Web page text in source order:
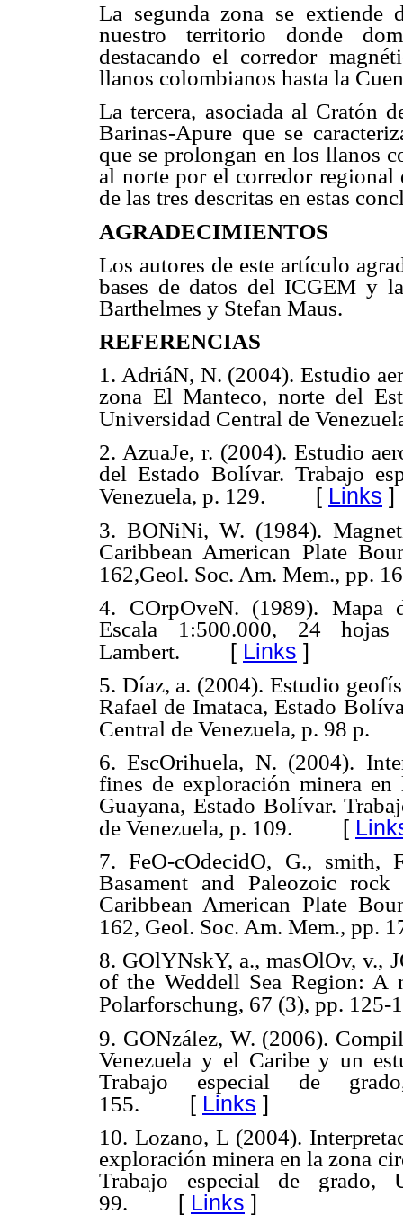
La segunda zona se extiende
nuestro territorio donde
destacando el corredor
llanos colombianos hasta la
La tercera, asociada al Cratón
Barinas-Apure que se
que se prolongan en los llanos
al norte por el corredor regional
de las tres descritas en estas
AGRADECIMIENTOS
Los autores de este artículo
bases de datos del ICGEM y
Barthelmes y Stefan Maus.
REFERENCIAS
1. AdriáN, N. (2004). Estudio
zona El Manteco, norte del
Universidad Central de
2. AzuaJe, r. (2004). Estudio
del Estado Bolívar. Trabajo
Venezuela, p. 129. [ Links ]
3. BONiNi, W. (1984).
Caribbean American Plate
162,Geol. Soc. Am. Mem., pp.
4. COrpOveN. (1989). Mapa
Escala 1:500.000, 24
Lambert. [ Links ]
5. Díaz, a. (2004). Estudio
Rafael de Imataca, Estado
Central de Venezuela, p. 98 p.
6. EscOrihuela, N. (2004).
fines de exploración minera
Guayana, Estado Bolívar.
de Venezuela, p. 109. [
7. FeO-cOdecidO, G., smith,
Basament and Paleozoic
Caribbean American Plate
162, Geol. Soc. Am. Mem., pp.
8. GOlYNskY, a., masOlOv, v.,
of the Weddell Sea Region: A
Polarforschung, 67 (3), pp. 125-
9. GONzález, W. (2006).
Venezuela y el Caribe y un
Trabajo especial de
155. [ Links ]
10. Lozano, L (2004).
exploración minera en la zona
Trabajo especial de grado,
99. [ Links ]